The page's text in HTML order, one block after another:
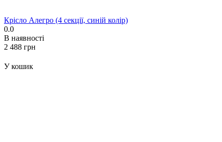
Крісло Алегро (4 секції, синій колір)
0.0
В наявності
‍2 488‍ грн
У кошик